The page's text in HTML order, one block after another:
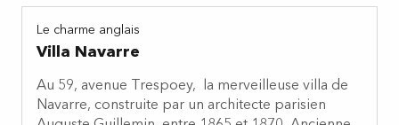
Le charme anglais
Villa Navarre
Au 59, avenue Trespoey, la merveilleuse villa de
Navarre, construite par un architecte parisien